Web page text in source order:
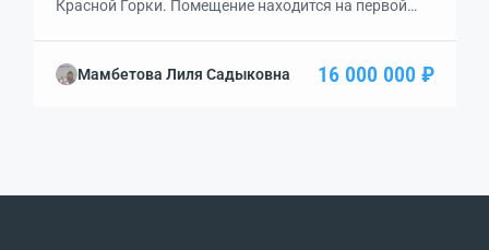
Красной Горки. Помещение находится на первой
трафиком и транспортной развязкой. В помещении
Мамбетова Лиля Садыковна 16 000 000 ₽